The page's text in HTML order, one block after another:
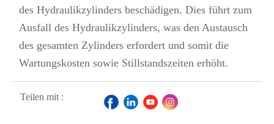
des Hydraulikzylinders beschädigen. Dies führt zum
Ausfall des Hydraulikzylinders, was den Austausch
des gesamten Zylinders erfordert und somit die
Wartungskosten sowie Stillstandszeiten erhöht.
Teilen mit :